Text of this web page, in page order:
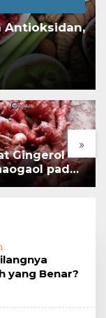
Antioksidan,
»
Gingerol
pada
yang Benar?